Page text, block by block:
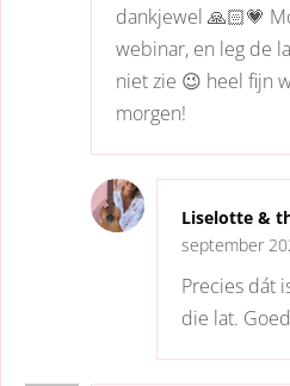
dankjewel 🙏🏻💗
webinar, en leg de
niet zie 😉 heel fijn
morgen!
Liselotte &
september
Precies dát
die lat.